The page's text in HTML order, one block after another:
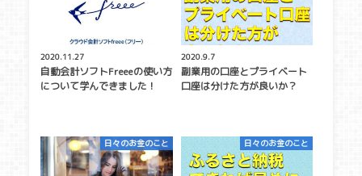
2020.11.27
自動会計ソフトFreeeの使い方
について学んできました！
2020.9.7
副業用の口座とプライベート
口座は分けた方が良いか？
日々のお金のこと 日々のお金のこと